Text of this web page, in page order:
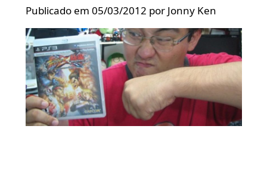
Publicado em 05/03/2012 por Jonny Ken